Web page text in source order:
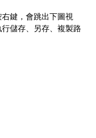
鍵，會跳出下圖視
儲存、另存、複製路